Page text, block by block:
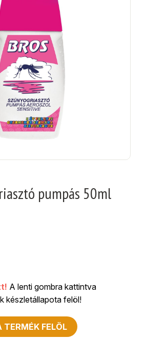
pumpás 50ml
A lenti gombra kattintva
készletállapota felöl!
TERMÉK FELÖL